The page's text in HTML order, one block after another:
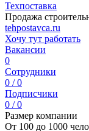
Техпоставка
Продажа
tehpostavca.ru
Хочу тут работать
Вакансии
0
Сотрудники
0 / 0
Подписчики
0 / 0
Размер компании
От 100 до 1000